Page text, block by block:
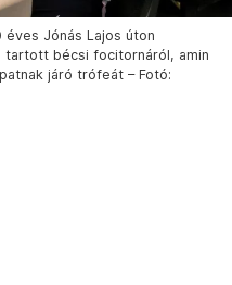
éves Jónás Lajos úton
bécsi focitornáról, amin
járó trófeát – Fotó: